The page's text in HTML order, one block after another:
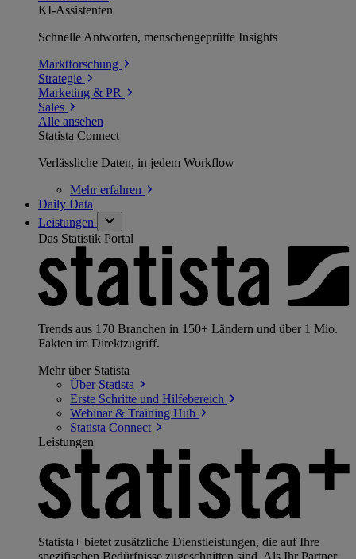
KI-Assistenten
Schnelle Antworten, menschengeprüfte Insights
Marktforschung
Strategie
Marketing & PR
Sales
Alle ansehen
Statista Connect
Verlässliche Daten, in jedem Workflow
Mehrerfahren
Daily Data
Leistungen
Das Statistik Portal
Trends aus 170 Branchen in 150+ Ländern und über 1 Mio.
Fakten im Direktzugriff.
Mehr über Statista
Über Statista
Erste Schritte und Hilfebereich
Webinar & Training Hub
Statista Connect
Leistungen
Statista+ bietet zusätzliche Dienstleistungen, die auf Ihre
spezifischen Bedürfnisse zugeschnitten sind. Als Ihr Partner